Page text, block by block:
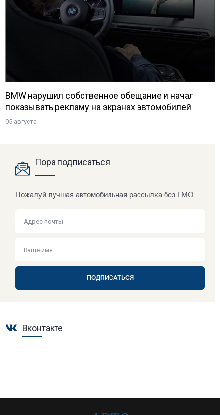
BMW нарушил собственное обещание и начал
показывать рекламу на экранах автомобилей
05 августа
Пора подписаться
Пожалуй лучшая автомобильная рассылка без ГМО
ПОДПИСАТЬСЯ
Вконтакте